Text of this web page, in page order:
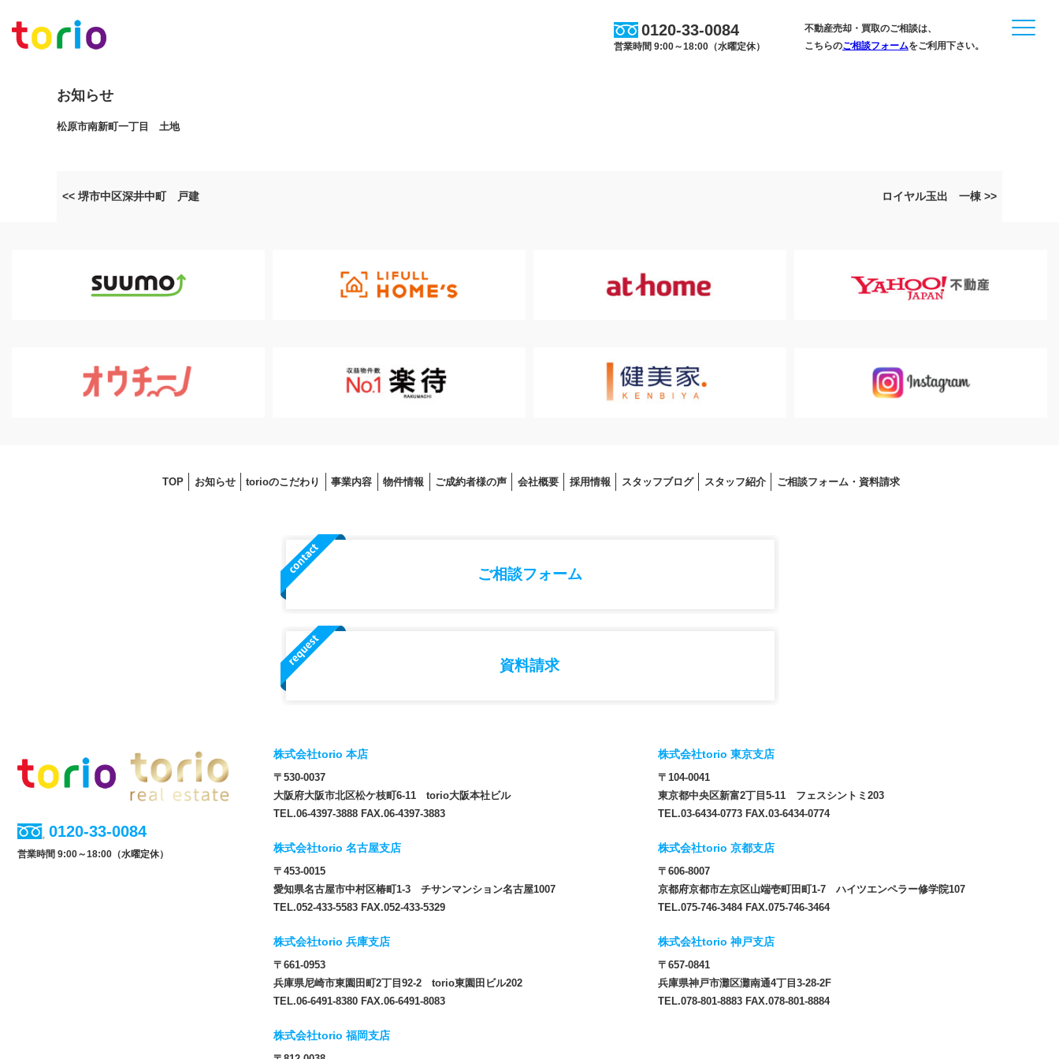
不動産売却・買取のご相談は、
こちらのご相談フォームをご利用下さい。
0120-33-0084
営業時間 9:00～18:00（水曜定休）
お知らせ
松原市南新町一丁目 土地
<< 堺市中区深井中町 戸建 ロイヤル玉出 一棟 >>
TOP お知らせ torioのこだわり 事業内容 物件情報 ご成約者様の声 会社概要 採⽤情報 スタッフブログ スタッフ紹介 ご相談フォーム・資料請求
ご相談フォーム
資料請求
0120-33-0084
営業時間 9:00～18:00（水曜定休）
株式会社torio 本店
〒530-0037
大阪府大阪市北区松ケ枝町6-11 torio大阪本社ビル
TEL.06-4397-3888 FAX.06-4397-3883
株式会社torio 東京支店
〒104-0041
東京都中央区新富2丁目5-11 フェスシントミ203
TEL.03-6434-0773 FAX.03-6434-0774
株式会社torio 名古屋支店
〒453-0015
愛知県名古屋市中村区椿町1-3 チサンマンション名古屋1007
TEL.052-433-5583 FAX.052-433-5329
株式会社torio 京都支店
〒606-8007
京都府京都市左京区山端壱町田町1-7 ハイツエンペラー修学院107
TEL.075-746-3484 FAX.075-746-3464
株式会社torio 兵庫支店
〒661-0953
兵庫県尼崎市東園田町2丁目92-2 torio東園田ビル202
TEL.06-6491-8380 FAX.06-6491-8083
株式会社torio 神戸支店
〒657-0841
兵庫県神戸市灘区灘南通4丁目3-28-2F
TEL.078-801-8883 FAX.078-801-8884
株式会社torio 福岡支店